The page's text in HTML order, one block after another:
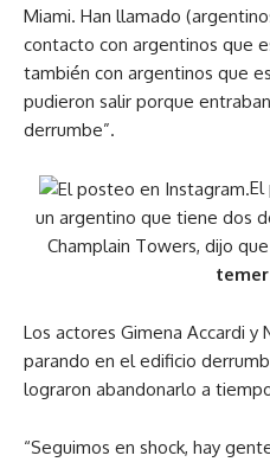
Miami. Han llamado
contacto con argentinos que
también con argentinos que
pudieron salir porque
derrumbe”.
El
un argentino que tiene dos
Champlain Towers, dijo que
Los actores Gimena Accardi y
parando en el edificio
lograron abandonarlo a
“Seguimos en shock, hay